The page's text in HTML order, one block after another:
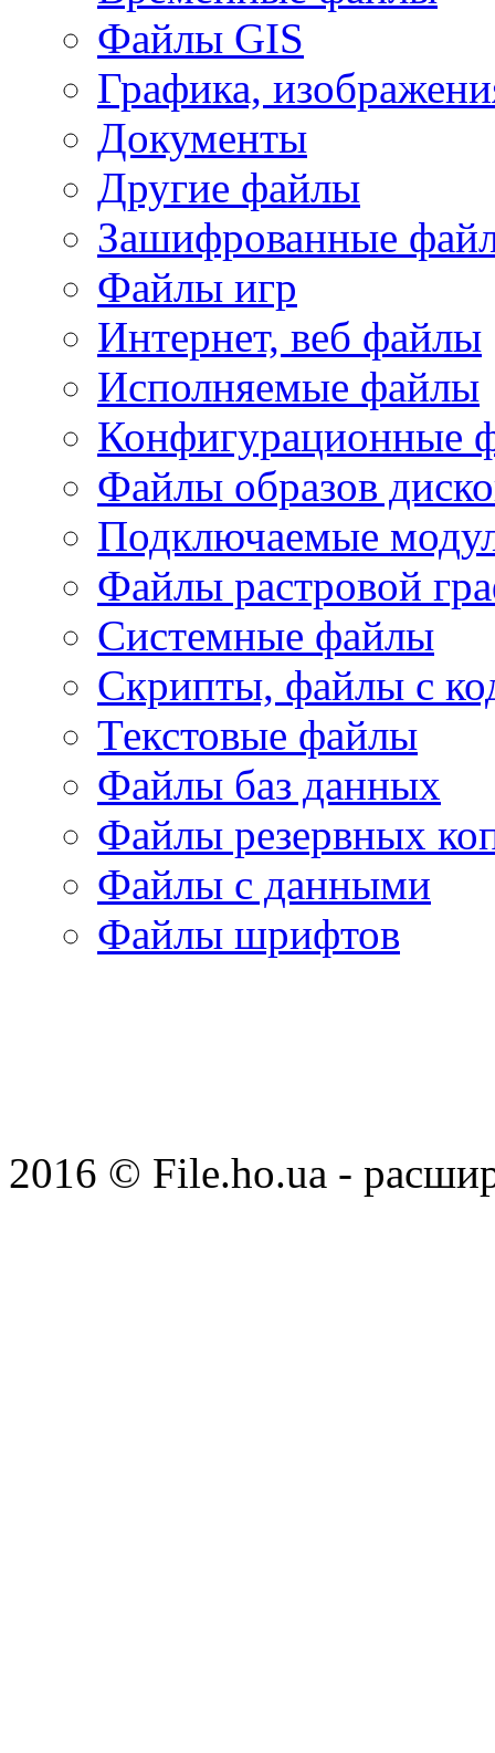
Файлы GIS
Графика,
Документы
Другие файлы
Зашифрованные
Файлы игр
Интернет, веб файлы
Исполняемые файлы
Конфигурационные
Файлы образов
Подключаемые
Файлы растровой
Системные файлы
Скрипты, файлы с
Текстовые файлы
Файлы баз данных
Файлы резервных
Файлы с данными
Файлы шрифтов
2016 © File.ho.ua -